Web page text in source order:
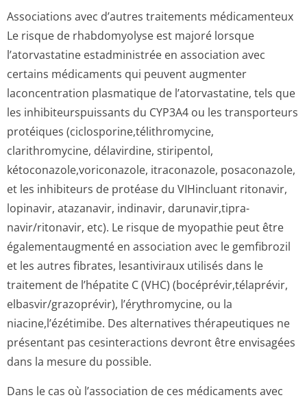
Associations avec d’autres traitements médicamenteux
Le risque de rhabdomyolyse est majoré lorsque
l’atorvastatine estadministrée en association avec
certains médicaments qui peuvent augmenter
laconcentration plasmatique de l’atorvastatine, tels que
les inhibiteurspu­issants du CYP3A4 ou les transporteurs
protéiques (ciclosporine,té­lithromycine,
clarithromycine, délavirdine, stiripentol,
kétoconazole,vo­riconazole, itraconazole, posaconazole,
et les inhibiteurs de protéase du VIHincluant ritonavir,
lopinavir, atazanavir, indinavir, darunavir,tipra­
navir/ritonavir, etc). Le risque de myopathie peut être
égalementaugmenté en association avec le gemfibrozil
et les autres fibrates, lesantiviraux utilisés dans le
traitement de l’hépatite C (VHC) (bocéprévir,té­laprévir,
elbasvir/grazo­prévir), l’érythromycine, ou la
niacine,l’ézé­timibe. Des alternatives thérapeutiques ne
présentant pas cesinteractions devront être envisagées
dans la mesure du possible.
Dans le cas où l’association de ces médicaments avec